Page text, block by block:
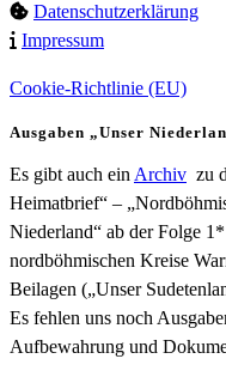
Datenschutzerklärung
Impressum
Cookie-Richtlinie (EU)
Ausgaben „Unser
Es gibt auch ein Archiv zu
Heimatbrief“ –
Niederland“ ab der Folge
nordböhmischen Kreise
Beilagen („Unser
Es fehlen uns noch
Aufbewahrung und